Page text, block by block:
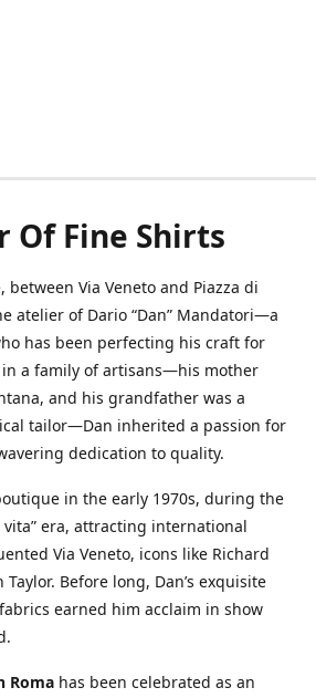
Of Fine Shirts
Via Veneto and Piazza di
atelier of Dario “Dan” Mandatori—a
has been perfecting his craft for
in a family of artisans—his mother
and his grandfather was a
tailor—Dan inherited a passion for
dedication to quality.
in the early 1970s, during the
vita” era, attracting international
Via Veneto, icons like Richard
Before long, Dan’s exquisite
earned him acclaim in show
Roma has been celebrated as an